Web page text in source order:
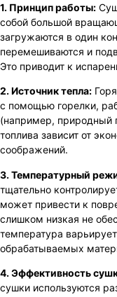
1. Принцип работы:
собой большой
загружаются в один
перемешиваются и
Это приводит к
2. Источник тепла:
с помощью горелки,
(например, природный
топлива зависит от
соображений.
3. Температурный
тщательно
может привести к
слишком низкая не
температура
обрабатываемых
4. Эффективность
сушки используются